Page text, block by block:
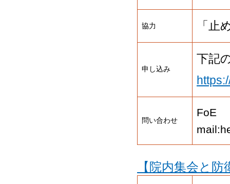
協力 「止
申し込み
下記
問い合わせ
【院内集会と